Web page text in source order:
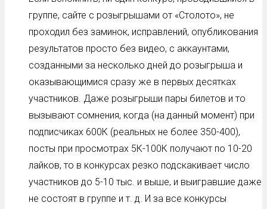
группе, сайте с розыгрышами от «Столото», не
проходил без заминок, исправлений, опубликования
результатов просто без видео, с аккаунтами,
созданными за несколько дней до розыгрыша и
оказывающимися сразу же в первых десятках
участников. Даже розыгрыши пары билетов и то
вызывают сомнения, когда (на данный момент) при
подписчиках 600К (реальных не более 350-400),
посты при просмотрах 5К-100К получают по 10-20
лайков, то в конкурсах резко подскакивает число
участников до 5-10 тыс. и выше, и выигравшие даже
не состоят в группе и т. д. И за все конкурсы